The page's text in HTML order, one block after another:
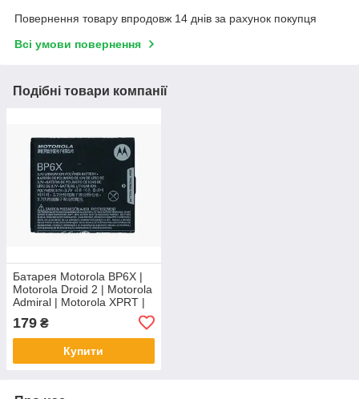
Повернення товару впродовж 14 днів за рахунок покупця
Всі умови повернення
Подібні товари компанії
Батарея Motorola BP6X |
Motorola Droid 2 | Motorola
Admiral | Motorola XPRT |
179 ₴
Купити